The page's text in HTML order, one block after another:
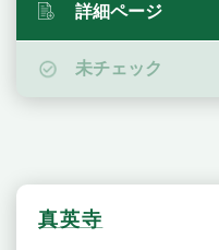
詳細ページ
未チェック
真英寺